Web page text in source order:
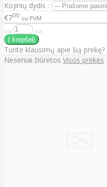
Kojinių dydis :
€700 su PVM
Turite klausimų apie šią prekę?
Neseniai žiūrėtos Visos prekės